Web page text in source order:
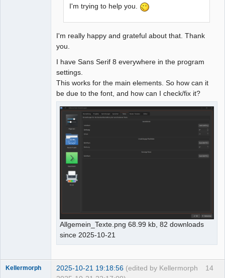
I'm trying to help you.
I'm really happy and grateful about that. Thank
you.
I have Sans Serif 8 everywhere in the program
settings.
This works for the main elements. So how can it
be due to the font, and how can I check/fix it?
Allgemein_Texte.png 68.99 kb, 82 downloads
since 2025-10-21
14
Kellermorph 2025-10-21 19:18:56 (edited by Kellermorph